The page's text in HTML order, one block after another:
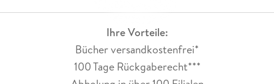
Ihre Vorteile:
Bücher versandkostenfrei*
100 Tage Rückgaberecht***